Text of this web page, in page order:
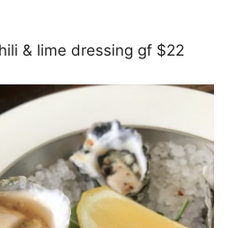
& lime dressing gf $22